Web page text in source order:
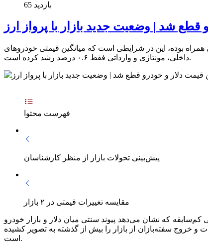
65 بازدید
قطع شد | وضعیت جدید بازار با پرواز ارز
می‌دهد که نوسانات بازار ارز در بازه زمانی یک‌ماهه یعنی از هشتم مرداد ماه تا روز گذشته با رشد ۱۳.۳ درصدی همراه بوده، این در شرایطی است که میانگین قیمتی خودروهای
داخلی، مونتاژی و وارداتی فقط ۰.۶ درصد رشد کرده است.
فهرست محتوا
پیش‌بینی تحولات بازار از منظر کارشناسان
مقایسه تغییرات قیمتی در ۲ بازار
یافته است؛ شکافی کم‌سابقه که نشان می‌دهد پیوند سنتی میان دلار و بازار خودرو
اکنون با تثبیت دلار بالای ۱۰۰هزار تومانی، رکود عمیق معاملات و خروج سفته‌بازان از بازار را بیش از گذشته به تصویر کشیده
است.